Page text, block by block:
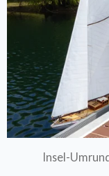
Insel-